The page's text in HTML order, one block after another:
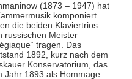
(1873 – 1947) hat
komponiert.
die beiden Klaviertrios
russischen Meister
tragen. Das
1892, kurz nach dem
Konservatorium, das
Jahr 1893 als Hommage